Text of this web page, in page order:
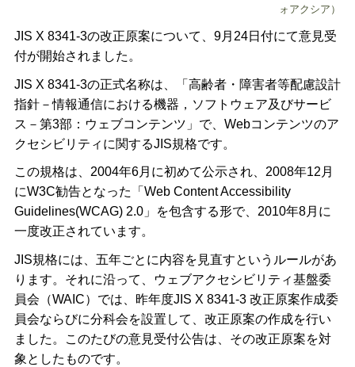
ォアクシア）
JIS X 8341-3の改正原案について、9月24日付にて意見受
付が開始されました。
JIS X 8341-3の正式名称は、「高齢者・障害者等配慮設計
指針－情報通信における機器，ソフトウェア及びサービ
ス－第3部：ウェブコンテンツ」で、Webコンテンツのア
クセシビリティに関するJIS規格です。
この規格は、2004年6月に初めて公示され、2008年12月
にW3C勧告となった「Web Content Accessibility
Guidelines(WCAG) 2.0」を包含する形で、2010年8月に
一度改正されています。
JIS規格には、五年ごとに内容を見直すというルールがあ
ります。それに沿って、ウェブアクセシビリティ基盤委
員会（WAIC）では、昨年度JIS X 8341-3 改正原案作成委
員会ならびに分科会を設置して、改正原案の作成を行い
ました。このたびの意見受付公告は、その改正原案を対
象としたものです。